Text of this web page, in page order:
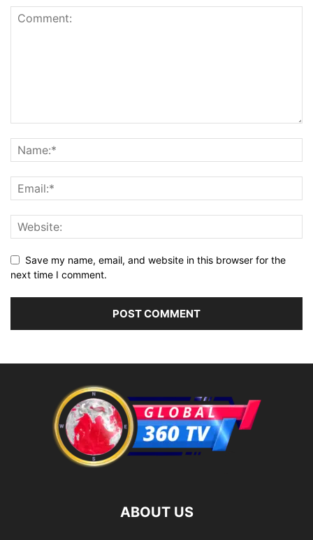
Save my name, email, and website in this browser for the
next time I comment.
ABOUT US